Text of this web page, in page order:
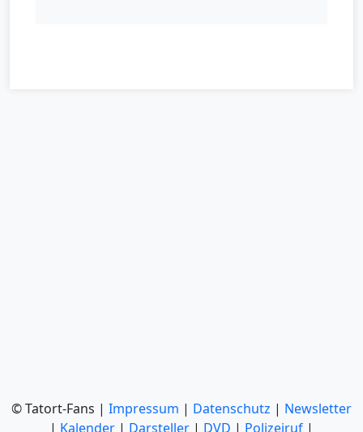
© Tatort-Fans | Impressum | Datenschutz | Newsletter
| Kalender | Darsteller | DVD | Polizeiruf |